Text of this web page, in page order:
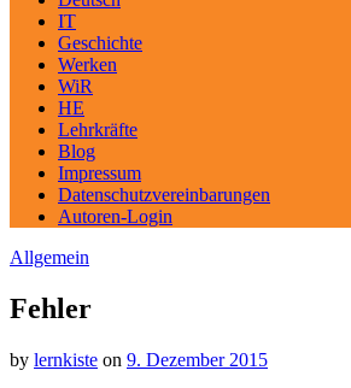
IT
Geschichte
Werken
WiR
HE
Lehrkräfte
Blog
Impressum
Datenschutzvereinbarungen
Autoren-Login
Allgemein
Fehler
by lernkiste on 9. Dezember 2015